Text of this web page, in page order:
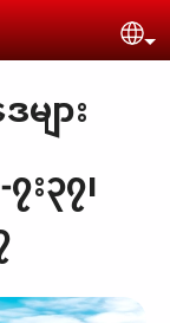
ျား
း၃၇၊